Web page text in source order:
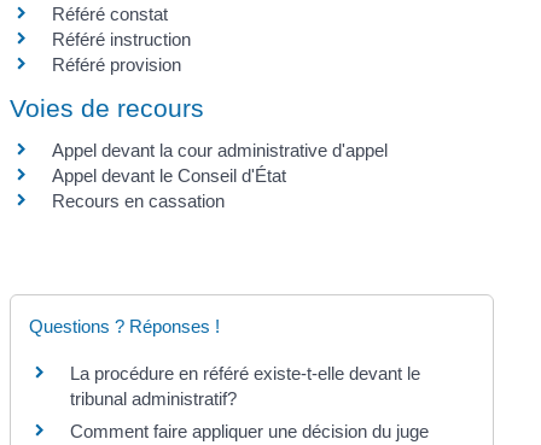
Référé constat
Référé instruction
Référé provision
Voies de recours
Appel devant la cour administrative d'appel
Appel devant le Conseil d'État
Recours en cassation
Questions ? Réponses !
La procédure en référé existe-t-elle devant le
tribunal administratif?
Comment faire appliquer une décision du juge